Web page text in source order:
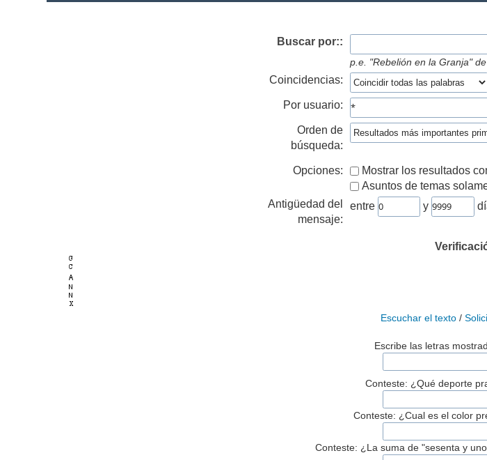
Buscar por::
p.e. "Rebelión en la Granja"
Coincidencias:
Por usuario:
Orden de
búsqueda:
Opciones:
Mostrar los resultados
Asuntos de temas
Antigüedad del
mensaje:
entre y
Escuchar el texto/
Escribe las letras
Conteste: ¿Qué deporte
Conteste: ¿Cual es el color
Conteste: ¿La suma de "sesenta y